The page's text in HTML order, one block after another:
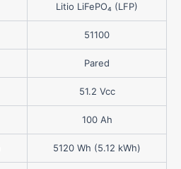
Litio LiFePO₄ (LFP)
51100
Pared
51.2 Vcc
100 Ah
5120 Wh (5.12 kWh)